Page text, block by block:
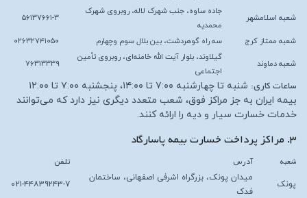
شعبه اسلامشهر
جاده ساوه، جنب شهرک لاله، روبروی شهرک
محمدیه
۵۶۱۳۷۶۶۱-۳
شعبه ممتاز کرج سه راه گوهردشت، بین بلال سوم وچهارم ۰۲۶۳۲۷۴۱۰۵۰
شعبه دماوند
گیلاوند، بلوار آیت الله خامنه‌ای، روبروی تأمین
اجتماعی
۷۶۳۱۳۳۳۹
ساعات کاری: شنبه تا چهارشنبه ۷:۰۰ تا ۱۴:۰۰، پنجشنبه ۷:۰۰ تا ۱۲:۰۰
بیمه ایران به جز مراکز فوق، شعب متعدد دیگری نیز دارد که می‌توانند
خدمات خسارت سیار و دیه را ارائه کنند.
۳. مراکز پرداخت خسارت بیمه پاسارگاد
شعبه آدرس تلفن
پونک
میدان پونک، بزرگراه اشرفی اصفهانی، ساختمان
فدک
۰۲۱-۴۴۸۳۹۲۴۳-۷